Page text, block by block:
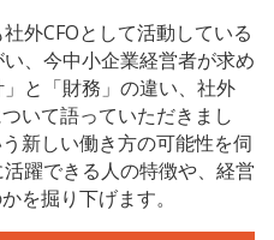
外CFOとして活動している
、今中小企業経営者が求め
と「財務」の違い、社外
いて語っていただきまし
新しい働き方の可能性を伺
躍できる人の特徴や、経営
を掘り下げます。